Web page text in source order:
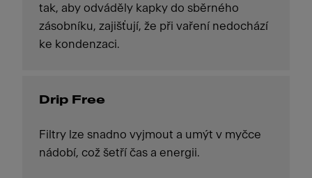
tak, aby odváděly kapky do sběrného
zásobníku, zajišťují, že při vaření nedochází
ke kondenzaci.
Drip Free
Filtry lze snadno vyjmout a umýt v myčce
nádobí, což šetří čas a energii.